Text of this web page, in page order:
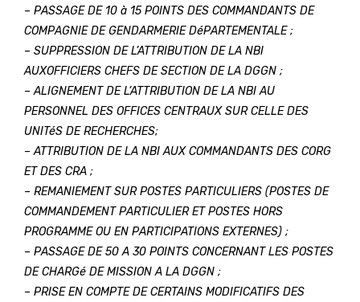
– PASSAGE DE 10 à 15 POINTS DES COMMANDANTS DE
COMPAGNIE DE GENDARMERIE DéPARTEMENTALE ;
– SUPPRESSION DE L’ATTRIBUTION DE LA NBI
AUXOFFICIERS CHEFS DE SECTION DE LA DGGN ;
– ALIGNEMENT DE L’ATTRIBUTION DE LA NBI AU
PERSONNEL DES OFFICES CENTRAUX SUR CELLE DES
UNITéS DE RECHERCHES;
– ATTRIBUTION DE LA NBI AUX COMMANDANTS DES CORG
ET DES CRA ;
– REMANIEMENT SUR POSTES PARTICULIERS (POSTES DE
COMMANDEMENT PARTICULIER ET POSTES HORS
PROGRAMME OU EN PARTICIPATIONS EXTERNES) ;
– PASSAGE DE 50 A 30 POINTS CONCERNANT LES POSTES
DE CHARGé DE MISSION A LA DGGN ;
– PRISE EN COMPTE DE CERTAINS MODIFICATIFS DES